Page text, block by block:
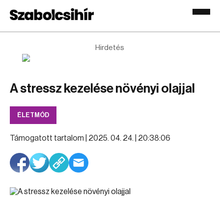
Hirdetés
A stressz kezelése növényi olajjal
ÉLETMÓD
Támogatott tartalom | 2025. 04. 24. | 20:38:06